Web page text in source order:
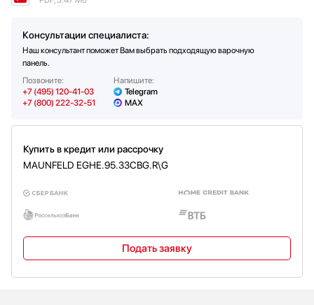
Консультации специалиста:
Наш консультант поможет Вам выбрать подходящую варочную
панель.
Позвоните:
+7 (495) 120-41-03
+7 (800) 222-32-51
Напишите:
Telegram
MAX
Купить в кредит или рассрочку
MAUNFELD EGHE.95.33CBG.R\G
Подать заявку